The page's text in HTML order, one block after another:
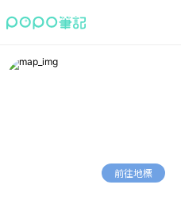
前往地標